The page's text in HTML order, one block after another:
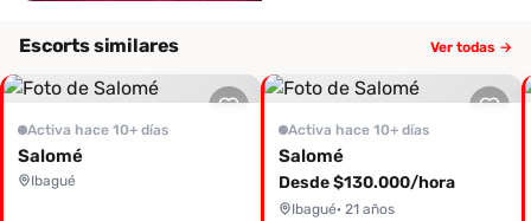
Escorts similares Ver todas →
Activa hace 10+ días
Salomé
Ibagué
Activa hace 10+ días
Salomé
Desde $130.000/hora
Ibagué· 21 años